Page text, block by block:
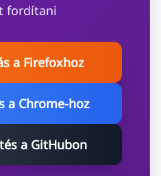
fordítani
a Firefoxhoz
a Chrome-hoz
a GitHubon